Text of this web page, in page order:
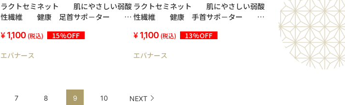
ラクトセミネット 肌にやさしい弱酸
性繊維 健康 足首サポ－ター 1
1,100 (税込) 15%OFF
エバナース
ラクトセミネット 肌にやさしい弱酸
性繊維 健康 手首サポ－ター 1
1,100 (税込) 13%OFF
エバナース
7 8 9 10 NEXT